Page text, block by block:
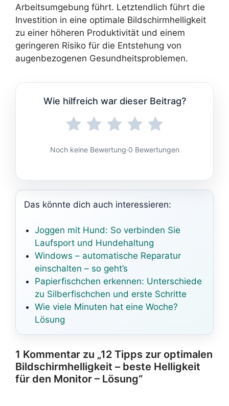
Arbeitsumgebung führt. Letztendlich führt die
Investition in eine optimale Bildschirmhelligkeit
zu einer höheren Produktivität und einem
geringeren Risiko für die Entstehung von
augenbezogenen Gesundheitsproblemen.
Wie hilfreich war dieser Beitrag?
Noch keine Bewertung·0 Bewertungen
Das könnte dich auch interessieren:
Joggen mit Hund: So verbinden Sie
Laufsport und Hundehaltung
Windows – automatische Reparatur
einschalten – so geht’s
Papierfischchen erkennen: Unterschiede
zu Silberfischchen und erste Schritte
Wie viele Minuten hat eine Woche?
Lösung
1 Kommentar zu „12 Tipps zur optimalen
Bildschirmhelligkeit – beste Helligkeit
für den Monitor – Lösung“